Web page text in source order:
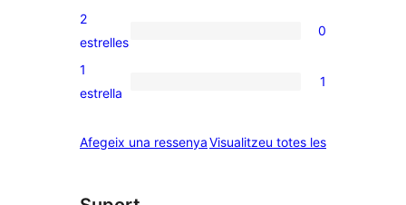
valoracions
de
0
valoracions
de
estrelles
2
estrelles
0
1
de
1
estrella
1
Afegeix una ressenyaVisualitzeu totes lesressenyes